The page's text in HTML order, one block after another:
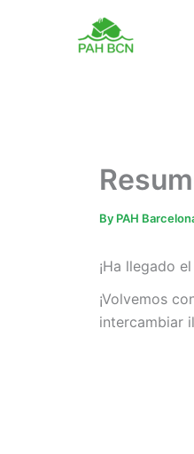
By PAH
¡Ha llegado
¡Volvemos
intercambiar